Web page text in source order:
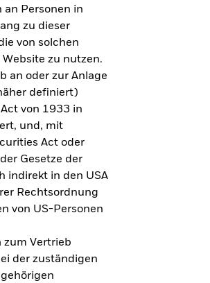
Wie
Altersvorsorge?
Personen in
zu dieser
von solchen
zu nutzen.
an oder zur Anlage
definiert)
von 1933 in
und, mit
Act oder
Gesetze der
indirekt in den USA
Rechtsordnung
von US-Personen
zum Vertrieb
der zuständigen